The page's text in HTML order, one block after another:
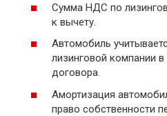
Сумма НДС по
к вычету.
Автомобиль
лизинговой компании
договора.
Амортизация
право собственности